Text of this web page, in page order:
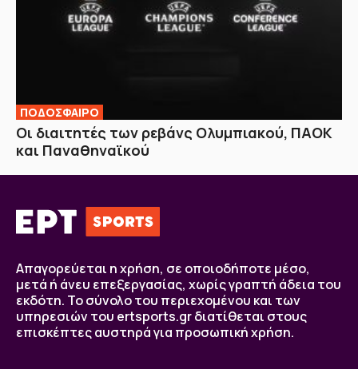
ΠΟΔΟΣΦΑΙΡΟ
Οι διαιτητές των ρεβάνς Ολυμπιακού, ΠΑΟΚ
και Παναθηναϊκού
Απαγορεύεται η χρήση, σε οποιοδήποτε μέσο,
μετά ή άνευ επεξεργασίας, χωρίς γραπτή άδεια του
εκδότη. Το σύνολο του περιεχομένου και των
υπηρεσιών του ertsports.gr διατίθεται στους
επισκέπτες αυστηρά για προσωπική χρήση.